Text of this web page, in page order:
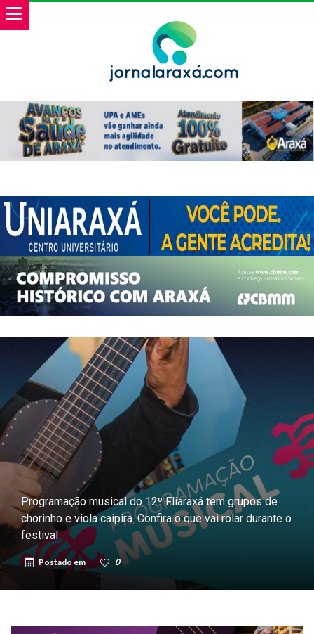
Programação musical do 12º Fliaraxá tem grupos de
chorinho e viola caipira. Confira o que vai rolar durante o
festival
Postado em 0